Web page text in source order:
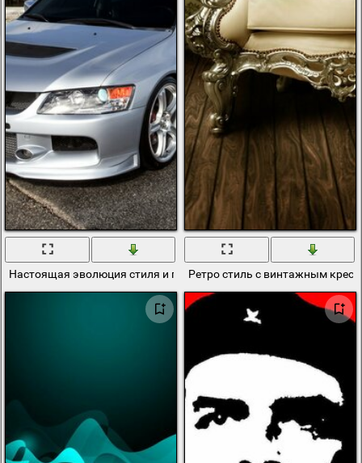
Настоящая эволюция стиля и профессии митсубиши
Ретро стиль с винтажным